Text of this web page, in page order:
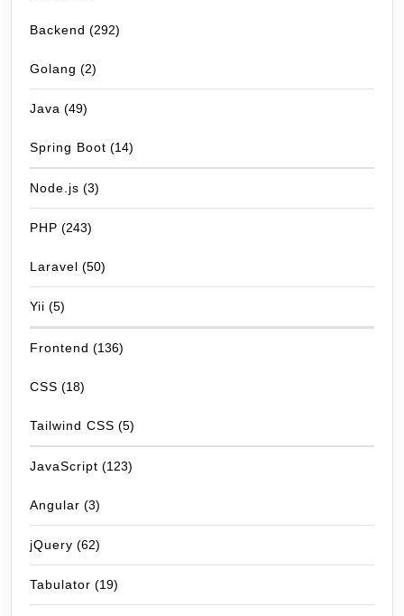
Backend (292)
Golang (2)
Java (49)
Spring Boot (14)
Node.js (3)
PHP (243)
Laravel (50)
Yii (5)
Frontend (136)
CSS (18)
Tailwind CSS (5)
JavaScript (123)
Angular (3)
jQuery (62)
Tabulator (19)